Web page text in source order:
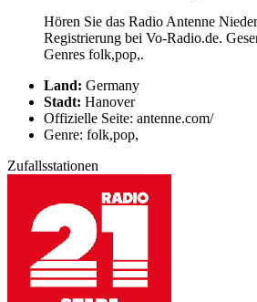
Hören Sie das Radio Antenne
Registrierung bei Vo-Radio.de.
Genres folk,pop,.
Land: Germany
Stadt: Hanover
Offizielle Seite: antenne.com/
Genre: folk,pop,
Zufallsstationen